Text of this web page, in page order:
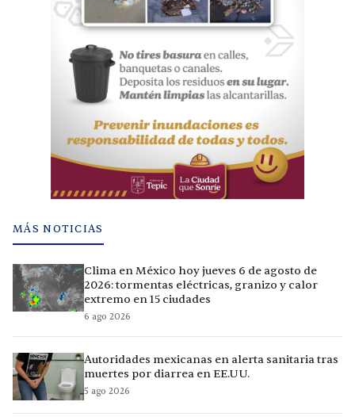
MÁS NOTICIAS
Clima en México hoy jueves 6 de agosto de
2026: tormentas eléctricas, granizo y calor
extremo en 15 ciudades
6 ago 2026
Autoridades mexicanas en alerta sanitaria tras
muertes por diarrea en EE.UU.
5 ago 2026